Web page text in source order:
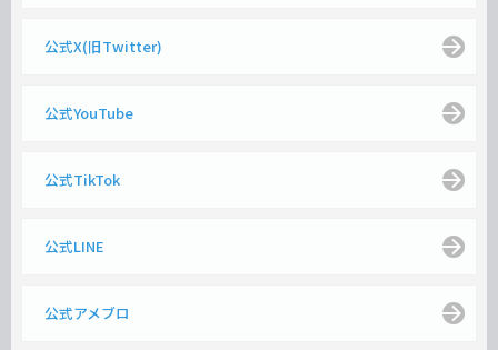
公式X(旧Twitter)
公式YouTube
公式TikTok
公式LINE
公式アメブロ